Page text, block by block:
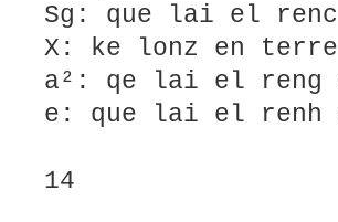
Sg: que lai el
X: ke lonz en
a²: qe lai el reng
e: que lai el renh
14